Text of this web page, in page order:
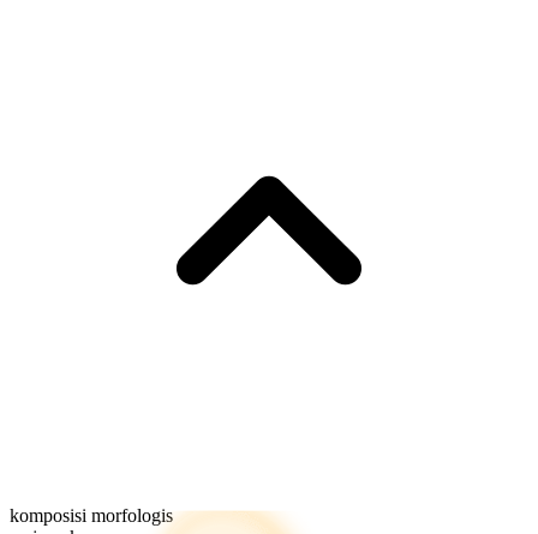
komposisi morfologis